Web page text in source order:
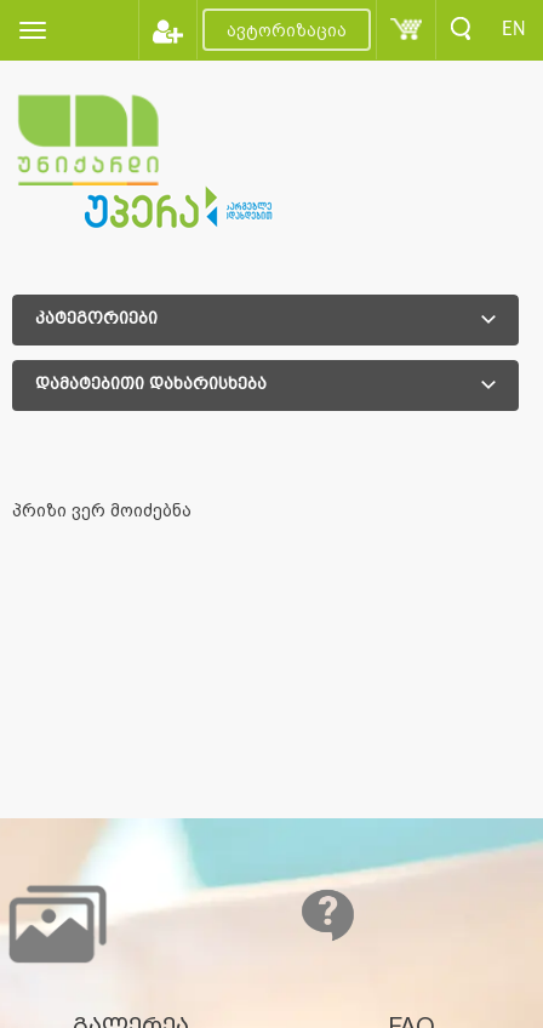
ავტორიზაცია EN
კატეგორიები
დამატებითი დახარისხება
პრიზი ვერ მოიძებნა